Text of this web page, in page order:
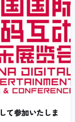
て参加いたしま